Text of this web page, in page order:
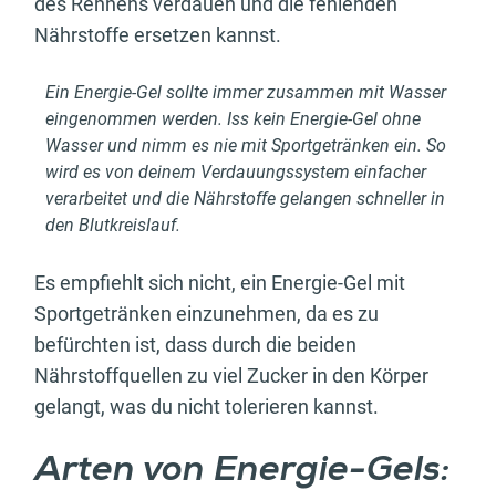
Nährstoffe ersetzen kannst.
Ein Energie-Gel sollte immer zusammen mit Wasser
eingenommen werden. Iss kein Energie-Gel ohne
Wasser und nimm es nie mit Sportgetränken ein. So
wird es von deinem Verdauungssystem einfacher
verarbeitet und die Nährstoffe gelangen schneller in
den Blutkreislauf.
Es empfiehlt sich nicht, ein Energie-Gel mit
Sportgetränken einzunehmen, da es zu
befürchten ist, dass durch die beiden
Nährstoffquellen zu viel Zucker in den Körper
gelangt, was du nicht tolerieren kannst.
Arten von Energie-Gels: